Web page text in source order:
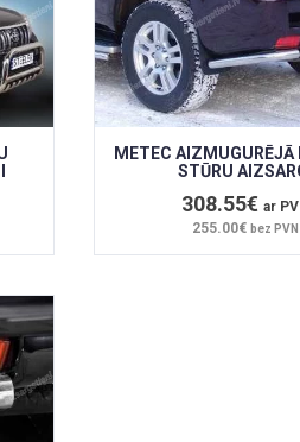
METEC AIZMUGURĒJĀ
STŪRU
308.55€ar
255.00€bez PVN